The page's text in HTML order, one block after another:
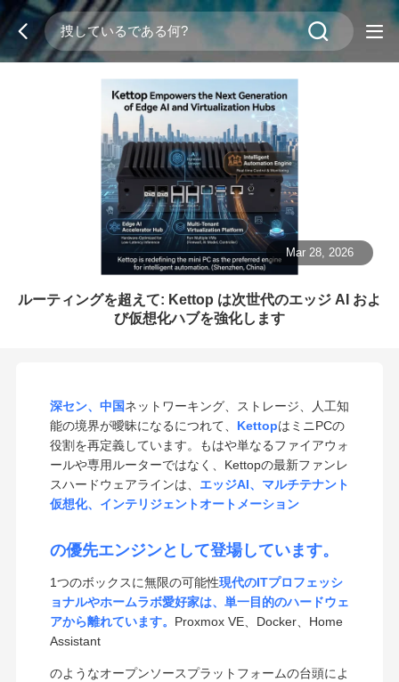
Mar 28, 2026
ルーティングを超えて: Kettop は次世代のエッジ AI およ
び仮想化ハブを強化します
深セン、中国ネットワーキング、ストレージ、人工知
能の境界が曖昧になるにつれて、 KettopはミニPCの
役割を再定義しています。もはや単なるファイアウォ
ールや専用ルーターではなく、Kettopの最新ファンレ
スハードウェアラインは、 エッジAI、マルチテナント
仮想化、インテリジェントオートメーション
の優先エンジンとして登場しています。
1つのボックスに無限の可能性現代のITプロフェッシ
ョナルやホームラボ愛好家は、単一目的のハードウェ
アから離れています。 Proxmox VE、Docker、Home
Assistant
のようなオープンソースプラットフォームの台頭によ